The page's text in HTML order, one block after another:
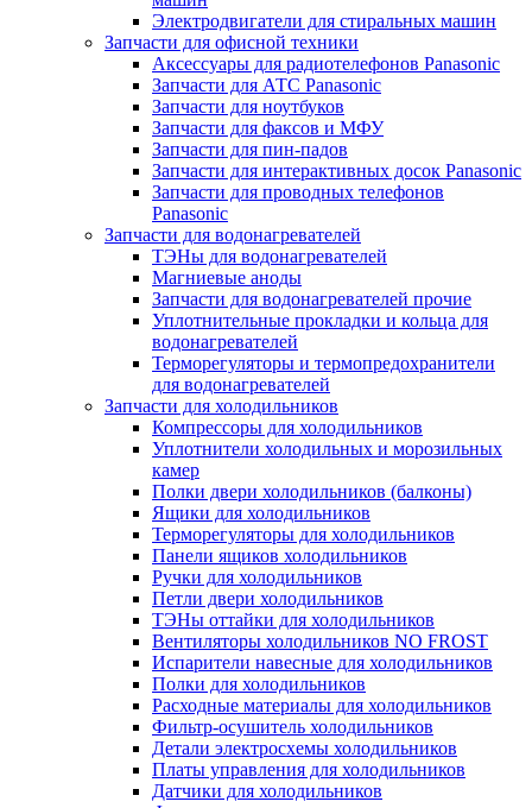
Электродвигатели для стиральных машин
Запчасти для офисной техники
Аксессуары для радиотелефонов Panasonic
Запчасти для АТС Panasonic
Запчасти для ноутбуков
Запчасти для факсов и МФУ
Запчасти для пин-падов
Запчасти для интерактивных досок Panasonic
Запчасти для проводных телефонов
Panasonic
Запчасти для водонагревателей
ТЭНы для водонагревателей
Магниевые аноды
Запчасти для водонагревателей прочие
Уплотнительные прокладки и кольца для
водонагревателей
Терморегуляторы и термопредохранители
для водонагревателей
Запчасти для холодильников
Компрессоры для холодильников
Уплотнители холодильных и морозильных
камер
Полки двери холодильников (балконы)
Ящики для холодильников
Терморегуляторы для холодильников
Панели ящиков холодильников
Ручки для холодильников
Петли двери холодильников
ТЭНы оттайки для холодильников
Вентиляторы холодильников NO FROST
Испарители навесные для холодильников
Полки для холодильников
Расходные материалы для холодильников
Фильтр-осушитель холодильников
Детали электросхемы холодильников
Платы управления для холодильников
Датчики для холодильников